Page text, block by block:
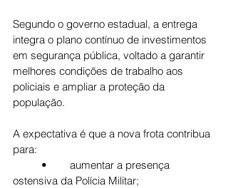
Segundo o governo estadual, a entrega
integra o plano contínuo de investimentos
em segurança pública, voltado a garantir
melhores condições de trabalho aos
policiais e ampliar a proteção da
população.
A expectativa é que a nova frota contribua
para:
ostensiva da Polícia Militar;